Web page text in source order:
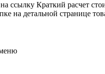
ссылку Краткий расчет
на детальной странице